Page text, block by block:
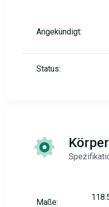
Angekündigt:
Status:
Körper
Maße: